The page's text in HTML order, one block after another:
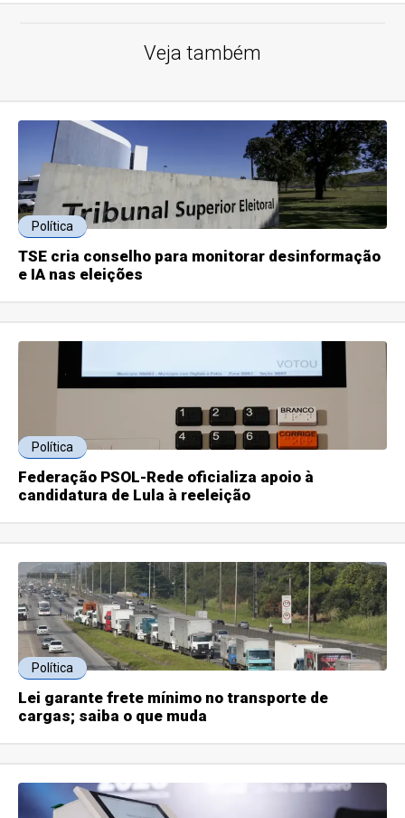
Veja também
Política
TSE cria conselho para monitorar desinformação
e IA nas eleições
Política
Federação PSOL-Rede oficializa apoio à
candidatura de Lula à reeleição
Política
Lei garante frete mínimo no transporte de
cargas; saiba o que muda